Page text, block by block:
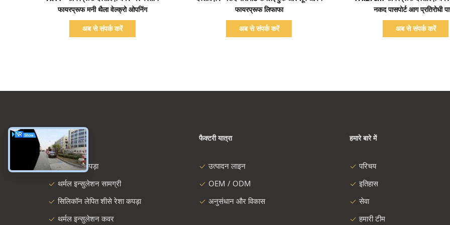
फायरप्रूफ मनी थैला वेल्क्रो ओपनिंग
अब से संपर्क करें
फायरप्रूफ लिफाफा
अब से संपर्क करें
नकद पासपोर्ट आग प्रतिरोधी
अब से संपर्क करें
श्रेणियाँ
शीसे रेशा कपड़ा
थर्मल इन्सुलेशन सामग्री
सिलिकॉन लेपित शीसे रेशा कपड़ा
थर्मल इन्सुलेशन कवर
फैक्टरी यात्रा
उत्पादन लाइन
OEM / ODM
अनुसंधान और विकास
हमारे बारे में
परिचय
इतिहास
सेवा
हमारी टीम